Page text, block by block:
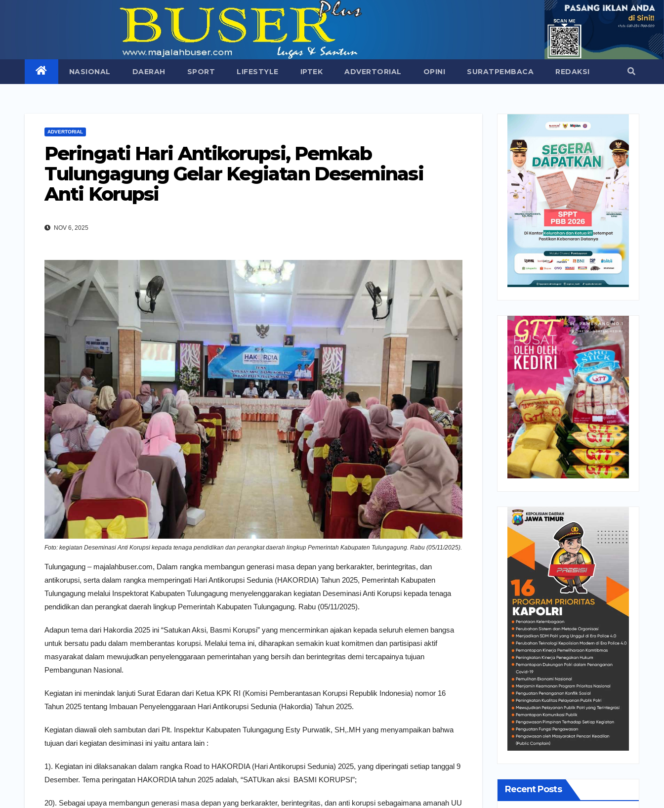
NASIONAL DAERAH SPORT LIFESTYLE IPTEK ADVERTORIAL OPINI SURATPEMBACA REDAKSI
ADVERTORIAL
Peringati Hari Antikorupsi, Pemkab
Tulungagung Gelar Kegiatan Deseminasi
Anti Korupsi
NOV 6, 2025
Foto: kegiatan Deseminasi Anti Korupsi kepada tenaga pendidikan dan perangkat daerah lingkup Pemerintah Kabupaten Tulungagung. Rabu (05/11/2025).
Tulungagung – majalahbuser.com, Dalam rangka membangun generasi masa depan yang berkarakter, berintegritas, dan
antikorupsi, serta dalam rangka memperingati Hari Antikorupsi Sedunia (HAKORDIA) Tahun 2025, Pemerintah Kabupaten
Tulungagung melalui Inspektorat Kabupaten Tulungagung menyelenggarakan kegiatan Deseminasi Anti Korupsi kepada tenaga
pendidikan dan perangkat daerah lingkup Pemerintah Kabupaten Tulungagung. Rabu (05/11/2025).
Adapun tema dari Hakordia 2025 ini “Satukan Aksi, Basmi Korupsi” yang mencerminkan ajakan kepada seluruh elemen bangsa
untuk bersatu padu dalam memberantas korupsi. Melalui tema ini, diharapkan semakin kuat komitmen dan partisipasi aktif
masyarakat dalam mewujudkan penyelenggaraan pemerintahan yang bersih dan berintegritas demi tercapainya tujuan
Pembangunan Nasional.
Kegiatan ini menindak lanjuti Surat Edaran dari Ketua KPK RI (Komisi Pemberantasan Korupsi Republik Indonesia) nomor 16
Tahun 2025 tentang Imbauan Penyelenggaraan Hari Antikorupsi Sedunia (Hakordia) Tahun 2025.
Kegiatan diawali oleh sambutan dari Plt. Inspektur Kabupaten Tulungagung Esty Purwatik, SH,.MH yang menyampaikan bahwa
tujuan dari kegiatan desiminasi ini yaitu antara lain :
1). Kegiatan ini dilaksanakan dalam rangka Road to HAKORDIA (Hari Antikorupsi Sedunia) 2025, yang diperingati setiap tanggal 9
Desember. Tema peringatan HAKORDIA tahun 2025 adalah, “SATUkan aksi BASMI KORUPSI”;
20). Sebagai upaya membangun generasi masa depan yang berkarakter, berintegritas, dan anti korupsi sebagaimana amanah UU
Recent Posts